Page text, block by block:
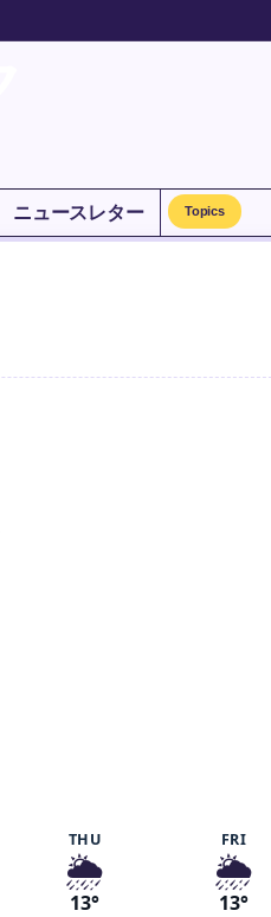
ニュースレター Topics
THU
🌦️
13°
FRI
🌦️
13°